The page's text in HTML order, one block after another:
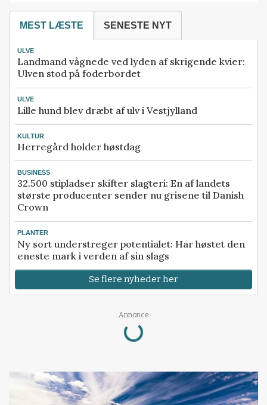
MEST LÆSTE SENESTE NYT
ULVE
Landmand vågnede ved lyden af skrigende kvier:
Ulven stod på foderbordet
ULVE
Lille hund blev dræbt af ulv i Vestjylland
KULTUR
Herregård holder høstdag
BUSINESS
32.500 stipladser skifter slagteri: En af landets
største producenter sender nu grisene til Danish
Crown
PLANTER
Ny sort understreger potentialet: Har høstet den
eneste mark i verden af sin slags
Se flere nyheder her
Annonce
Loading...